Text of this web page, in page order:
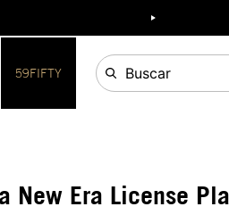
59FIFTY Buscar
New Era License